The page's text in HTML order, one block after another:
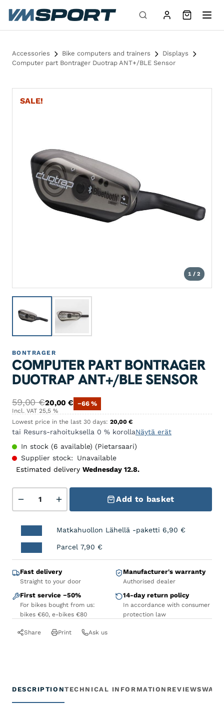
Skip to content
Accessories Bike computers and trainers
Displays
Computer part Bontrager Duotrap ANT+/BLE Sensor
SALE!
1 / 2
BONTRAGER
COMPUTER PART BONTRAGER
DUOTRAP ANT+/BLE SENSOR
59,00€
Original price was: 59,00 €.
20,00€
Current price is: 20,00 €.
−66 %
Incl. VAT 25,5 %
Lowest price in the last 30 days: 20,00 €
tai Resurs-rahoituksella 0 % korollaNäytä erät
In stock (6 available) (Pietarsaari)
Supplier stock:
Unavailable
Estimated delivery Wednesday 12.8.
Add to basket
Matkahuollon Lähellä -paketti 6,90 €
Parcel 7,90 €
Fast delivery
Straight to your door
Manufacturer's warranty
Authorised dealer
First service −50%
For bikes bought from us:
bikes €60, e-bikes €80
14-day return policy
In accordance with consumer
protection law
Share Print Ask us
DESCRIPTIONTECHNICAL INFORMATION REVIEWS